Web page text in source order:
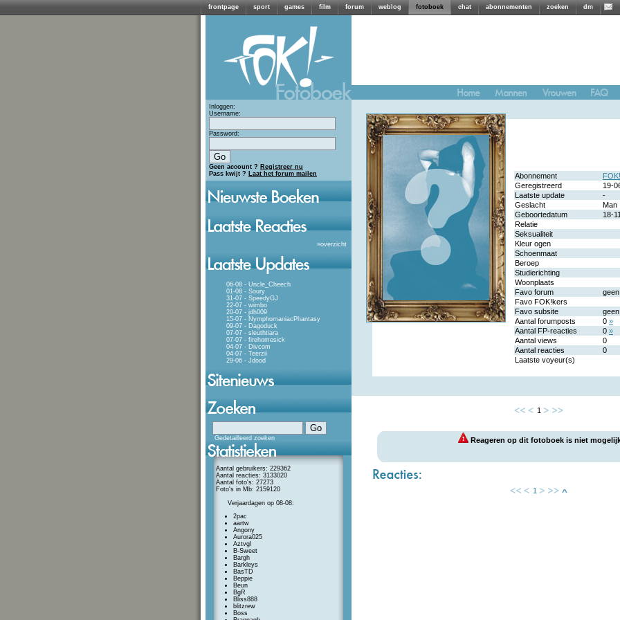
frontpage sport games film forum weblog fotoboek chat abonnementen zoeken dm
Inloggen:
Username:
Password:
Geen account ? Registreer nu
Pass kwijt ? Laat het forum mailen
»overzicht
06-08 - Uncle_Cheech
01-08 - Soury
31-07 - SpeedyGJ
22-07 - wimbo
20-07 - jdh009
15-07 - NymphomaniacPhantasy
09-07 - Dagoduck
07-07 - sleuthtiara
07-07 - firehomesick
04-07 - Divcom
04-07 - Teerzii
29-06 - Jdood
Gedetailleerd zoeken
Aantal gebruikers: 229362
Aantal reacties: 3133020
Aantal foto's: 27273
Foto's in Mb: 2159120
Verjaardagen op 08-08:
2pac
aartw
Angony
Aurora025
Aztvgl
B-Sweet
Bargh
Barkleys
BasTD
Beppie
Beun
BgR
Bliss888
blitzrew
Boss
Abonnement
Geregistreerd
19-
Laatste update
-
Geslacht
Man
Geboortedatum
18-
Relatie
Seksualiteit
Kleur ogen
Schoenmaat
Beroep
Studierichting
Woonplaats
Favo forum
geen
Favo FOK!kers
Favo subsite
geen
Aantal forumposts
0 »
Aantal FP-reacties
0 »
Aantal views
0
Aantal reacties
0
Laatste voyeur(s)
1
Reageren op dit fotoboek is niet
1